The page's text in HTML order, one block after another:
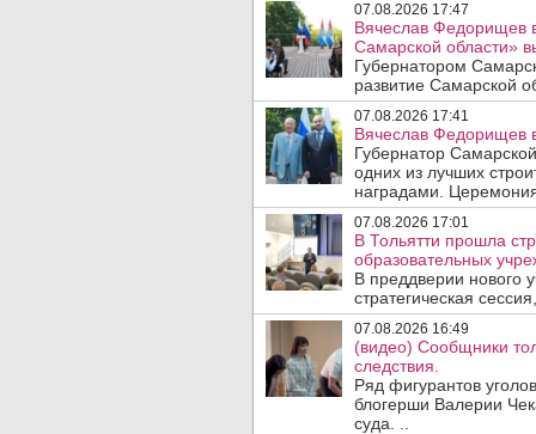
07.08.2026 17:47
Вячеслав Федорищев
Самарской области»
Губернатором
развитие Самарской
07.08.2026 17:41
Вячеслав Федорищев
Губернатор
одних из лучших
наградами.
07.08.2026 17:01
В Тольятти прошла
образовательных
В преддверии нового
стратегическая
07.08.2026 16:49
(видео) Сообщники
следствия.
Ряд фигурантов
блогерши Валерии
суда. ..